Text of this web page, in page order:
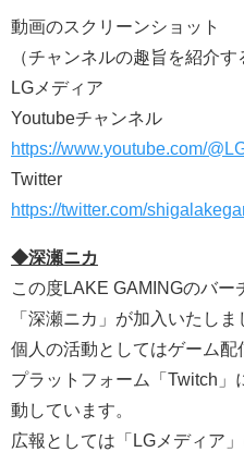
動画のスクリーンショット
（チャンネルの趣旨を紹介す
LGメディア
Youtubeチャンネル
https://www.youtube.com/
Twitter
https://twitter.com/
◆深瀬ニカ
この度LAKE GAMINGのバ
「深瀬ニカ」が加入いたしま
個人の活動としてはゲーム
プラットフォーム「Twitch
動しています。
広報としては「LGメディア